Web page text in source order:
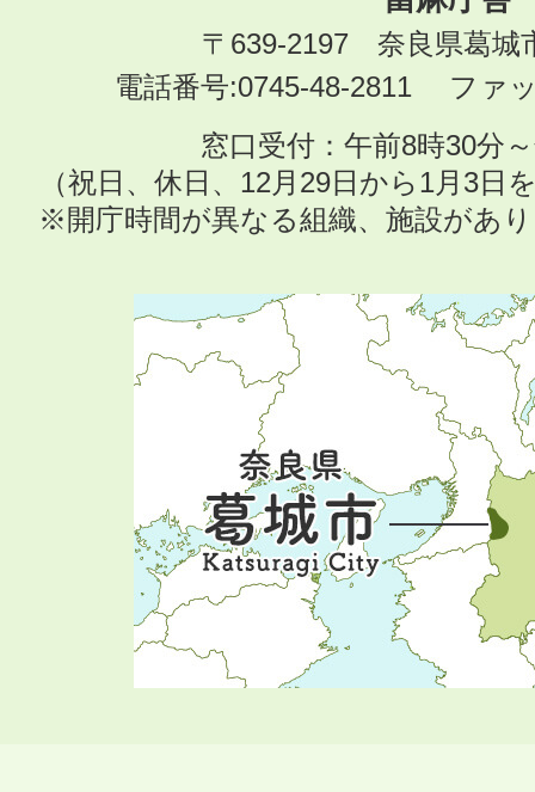
〒639-2197 奈良県葛城
電話番号:0745-48-2811 ファ
窓口受付：午前8時30分
（祝日、休日、12月29日から1月3日
※開庁時間が異なる組織、施設があ